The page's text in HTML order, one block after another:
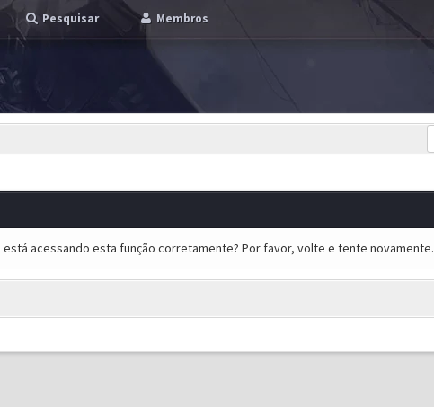
Pesquisar Membros
acessando esta função corretamente? Por favor, volte e tente novamente.